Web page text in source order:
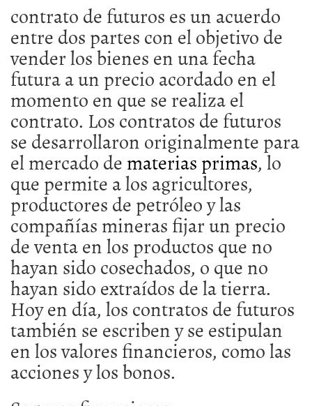
contrato de futuros es un acuerdo
entre dos partes con el objetivo de
vender los bienes en una fecha
futura a un precio acordado en el
momento en que se realiza el
contrato. Los contratos de futuros
se desarrollaron originalmente para
el mercado dematerias primas, lo
que permite a los agricultores,
productores de petróleo y las
compañías mineras fijar un precio
de venta en los productos que no
hayan sido cosechados, o que no
hayan sido extraídos de la tierra.
Hoy en día, los contratos de futuros
también se escriben y se estipulan
en los valores financieros, como las
acciones y los bonos.